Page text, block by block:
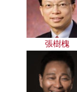
張樹槐